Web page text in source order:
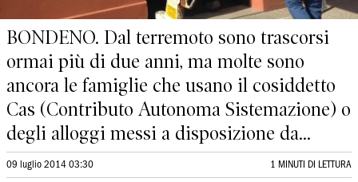
BONDENO. Dal terremoto sono trascorsi
ormai più di due anni, ma molte sono
ancora le famiglie che usano il cosiddetto
Cas (Contributo Autonoma Sistemazione) o
degli alloggi messi a disposizione da...
09 luglio 2014 03:30 1 MINUTI DI LETTURA